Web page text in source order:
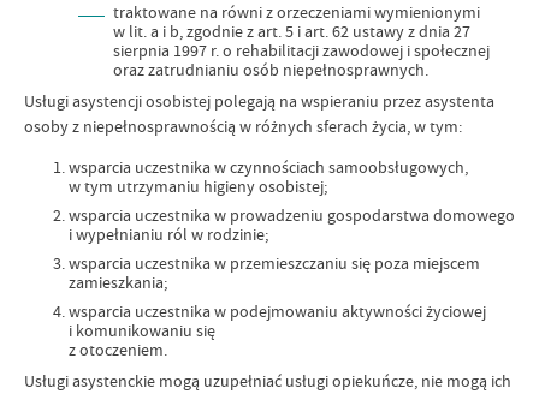
traktowane na równi z orzeczeniami wymienionymi
w lit. a i b, zgodnie z art. 5 i art. 62 ustawy z dnia 27
sierpnia 1997 r. o rehabilitacji zawodowej i społecznej
oraz zatrudnianiu osób niepełnosprawnych.
Usługi asystencji osobistej polegają na wspieraniu przez asystenta
osoby z niepełnosprawnością w różnych sferach życia, w tym:
wsparcia uczestnika w czynnościach samoobsługowych,
w tym utrzymaniu higieny osobistej;
wsparcia uczestnika w prowadzeniu gospodarstwa domowego
i wypełnianiu ról w rodzinie;
wsparcia uczestnika w przemieszczaniu się poza miejscem
zamieszkania;
wsparcia uczestnika w podejmowaniu aktywności życiowej
i komunikowaniu się
z otoczeniem.
Usługi asystenckie mogą uzupełniać usługi opiekuńcze, nie mogą ich